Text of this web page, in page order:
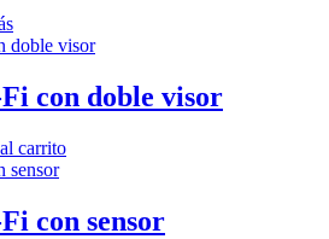
con doble visor
carrito
con sensor